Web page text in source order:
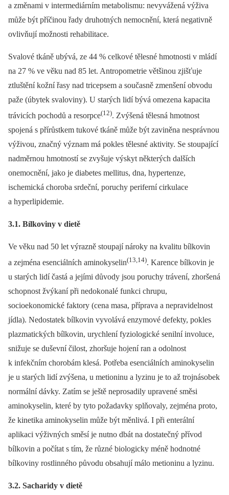
a změnami v intermediárním metabolismu: nevyvážená výživa
může být příčinou řady druhotných nemocnění, která negativně
ovlivňují možnosti rehabilitace.
Svalové tkáně ubývá, ze 44 % celkové tělesné hmotnosti v mládí
na 27 % ve věku nad 85 let. Antropometrie většinou zjišťuje
ztluštění kožní řasy nad tricepsem a současně zmenšení obvodu
paže (úbytek svaloviny). U starých lidí bývá omezena kapacita
trávicích pochodů a resorpce(12). Zvýšená tělesná hmotnost
spojená s přírůstkem tukové tkáně může být zaviněna nesprávnou
výživou, značný význam má pokles tělesné aktivity. Se stoupající
nadměrnou hmotností se zvyšuje výskyt některých dalších
onemocnění, jako je diabetes mellitus, dna, hypertenze,
ischemická choroba srdeční, poruchy periferní cirkulace
a hyperlipidemie.
3.1. Bílkoviny v dietě
Ve věku nad 50 let výrazně stoupají nároky na kvalitu bílkovin
a zejména esenciálních aminokyselin(13,14). Karence bílkovin je
u starých lidí častá a jejími důvody jsou poruchy trávení, zhoršená
schopnost žvýkaní při nedokonalé funkci chrupu,
socioekonomické faktory (cena masa, příprava a nepravidelnost
jídla). Nedostatek bílkovin vyvolává enzymové defekty, pokles
plazmatických bílkovin, urychlení fyziologické senilní involuce,
snižuje se duševní čilost, zhoršuje hojení ran a odolnost
k infekčním chorobám klesá. Potřeba esenciálních aminokyselin
je u starých lidí zvýšena, u metioninu a lyzinu je to až trojnásobek
normální dávky. Zatím se ještě neprosadily upravené směsi
aminokyselin, které by tyto požadavky splňovaly, zejména proto,
že kinetika aminokyselin může být měnlivá. I při enterální
aplikaci výživných směsí je nutno dbát na dostatečný přívod
bílkovin a počítat s tím, že různé biologicky méně hodnotné
bílkoviny rostlinného původu obsahují málo metioninu a lyzinu.
3.2. Sacharidy v dietě